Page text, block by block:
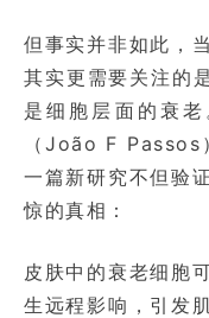
但事实并非如此，
其实更需要关注的
是细胞层面的衰
（João F Passos
一篇新研究不但验
惊的真相：
皮肤中的衰老细胞
生远程影响，引发